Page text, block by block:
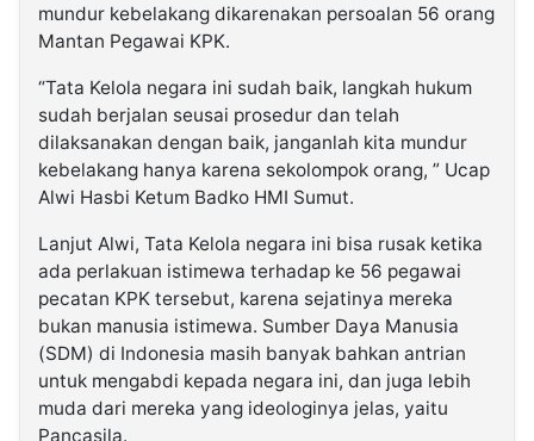
mundur kebelakang dikarenakan persoalan 56 orang
Mantan Pegawai KPK.
“Tata Kelola negara ini sudah baik, langkah hukum
sudah berjalan seusai prosedur dan telah
dilaksanakan dengan baik, janganlah kita mundur
kebelakang hanya karena sekolompok orang, ” Ucap
Alwi Hasbi Ketum Badko HMI Sumut.
Lanjut Alwi, Tata Kelola negara ini bisa rusak ketika
ada perlakuan istimewa terhadap ke 56 pegawai
pecatan KPK tersebut, karena sejatinya mereka
bukan manusia istimewa. Sumber Daya Manusia
(SDM) di Indonesia masih banyak bahkan antrian
untuk mengabdi kepada negara ini, dan juga lebih
muda dari mereka yang ideologinya jelas, yaitu
Pancasila.